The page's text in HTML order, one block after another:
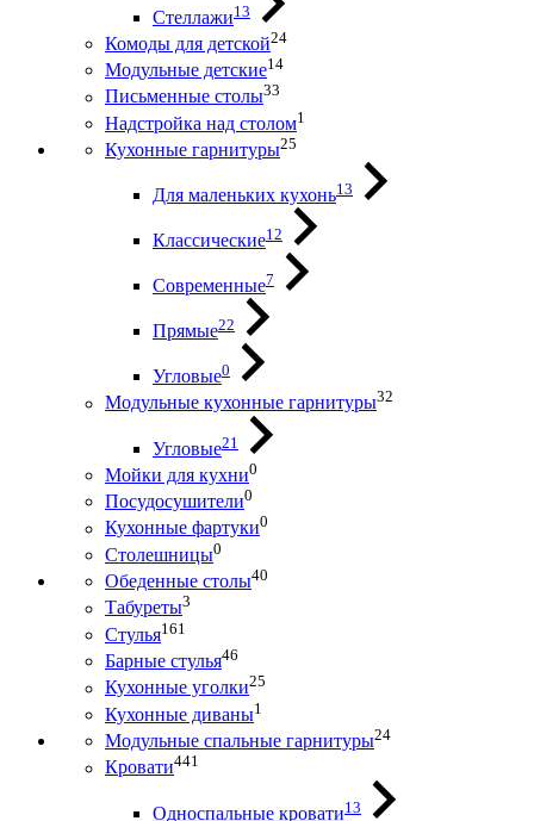
Стеллажи13
Комоды для детской24
Модульные детские14
Письменные столы33
Надстройка над столом1
Кухонные гарнитуры25
Для маленьких кухонь13
Классические12
Современные7
Прямые22
Угловые0
Модульные кухонные гарнитуры32
Угловые21
Мойки для кухни0
Посудосушители0
Кухонные фартуки0
Столешницы0
Обеденные столы40
Табуреты3
Стулья161
Барные стулья46
Кухонные уголки25
Кухонные диваны1
Модульные спальные гарнитуры24
Кровати441
Односпальные кровати13